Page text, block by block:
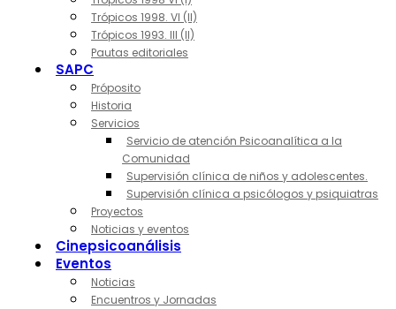
Trópicos 1998. VI (II)
Trópicos 1993. III (II)
Pautas editoriales
SAPC
Próposito
Historia
Servicios
Servicio de atención Psicoanalítica a la
Comunidad
Supervisión clínica de niños y adolescentes.
Supervisión clínica a psicólogos y psiquiatras
Proyectos
Noticias y eventos
Cinepsicoanálisis
Eventos
Noticias
Encuentros y Jornadas